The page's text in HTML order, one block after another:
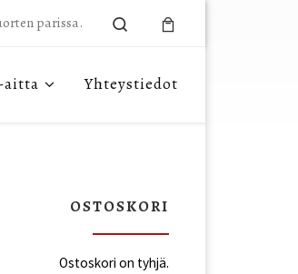
parissa. Search
aitta Yhteystiedot
OSTOSKORI
Ostoskori on tyhjä.